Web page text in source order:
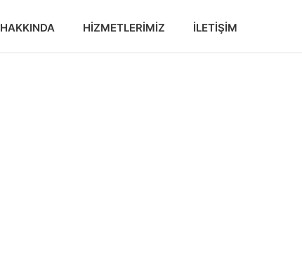
HAKKINDA HIZMETLERIMIZ İLETIŞIM